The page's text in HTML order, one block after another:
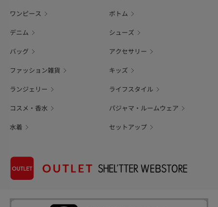
ワンピース ボトム
デニム シューズ
バッグ アクセサリー
ファッション雑貨 キッズ
ランジェリー ライフスタイル
コスメ・香水 パジャマ・ルームウェア
水着 セットアップ